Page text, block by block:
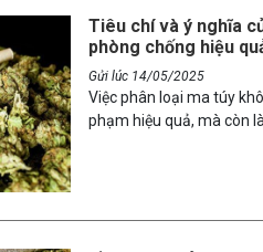
Tiêu chí và ý nghĩa
phòng chống hiệu
Gửi lúc 14/05/2025
Việc phân loại ma túy
phạm hiệu quả, mà còn